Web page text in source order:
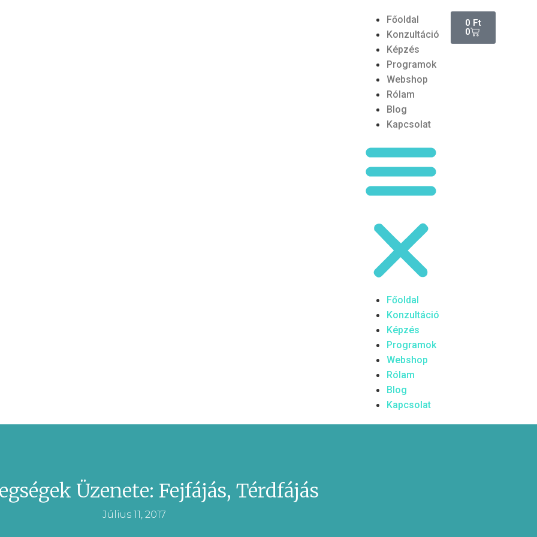
Főoldal
Konzultáció
Képzés
Programok
Webshop
Rólam
Blog
Kapcsolat
Főoldal
Konzultáció
Képzés
Programok
Webshop
Rólam
Blog
Kapcsolat
0 Ft
0
Üzenete: Fejfájás, Térdfájás
Július 11, 2017